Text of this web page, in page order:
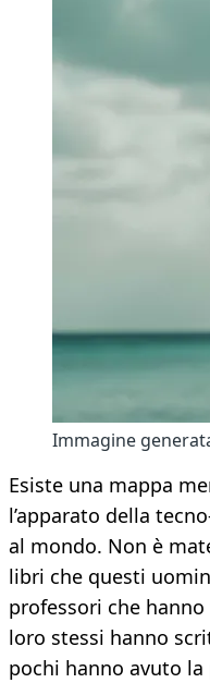
Immagine
Esiste una mappa
l’apparato della
al mondo. Non è
libri che questi
professori che
loro stessi hanno
pochi hanno avuto la